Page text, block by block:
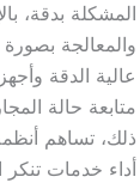
المشكلة بدقة،
والمعالجة
عالية الدقة
متابعة حالة
ذلك، تساهم
أداء خدمات